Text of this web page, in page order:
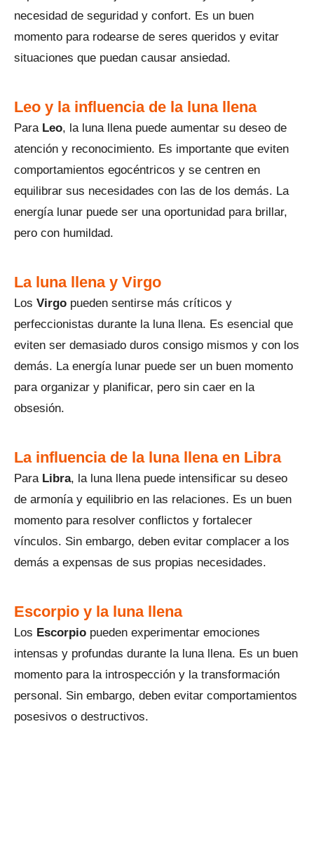
necesidad de seguridad y confort. Es un buen
momento para rodearse de seres queridos y evitar
situaciones que puedan causar ansiedad.
Leo y la influencia de la luna llena
Para Leo, la luna llena puede aumentar su deseo de
atención y reconocimiento. Es importante que eviten
comportamientos egocéntricos y se centren en
equilibrar sus necesidades con las de los demás. La
energía lunar puede ser una oportunidad para brillar,
pero con humildad.
La luna llena y Virgo
Los Virgo pueden sentirse más críticos y
perfeccionistas durante la luna llena. Es esencial que
eviten ser demasiado duros consigo mismos y con los
demás. La energía lunar puede ser un buen momento
para organizar y planificar, pero sin caer en la
obsesión.
La influencia de la luna llena en Libra
Para Libra, la luna llena puede intensificar su deseo
de armonía y equilibrio en las relaciones. Es un buen
momento para resolver conflictos y fortalecer
vínculos. Sin embargo, deben evitar complacer a los
demás a expensas de sus propias necesidades.
Escorpio y la luna llena
Los Escorpio pueden experimentar emociones
intensas y profundas durante la luna llena. Es un buen
momento para la introspección y la transformación
personal. Sin embargo, deben evitar comportamientos
posesivos o destructivos.